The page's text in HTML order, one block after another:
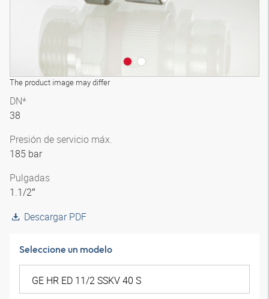
The product image may differ
DN*
38
Presión de servicio máx.
185 bar
Pulgadas
1.1/2″
Descargar PDF
Seleccione un modelo